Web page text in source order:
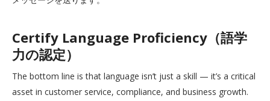
Certify Language Proficiency（語学
力の認定）
The bottom line is that language isn’t just a skill — it’s a critical
asset in customer service, compliance, and business growth.